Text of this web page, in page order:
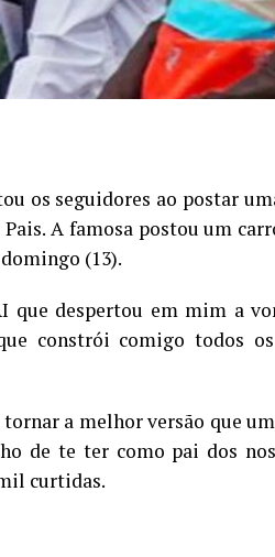
os seguidores ao postar
Pais. A famosa postou um
(13).
que despertou em mim a
constrói comigo todos
a melhor versão que
de te ter como pai dos
curtidas.